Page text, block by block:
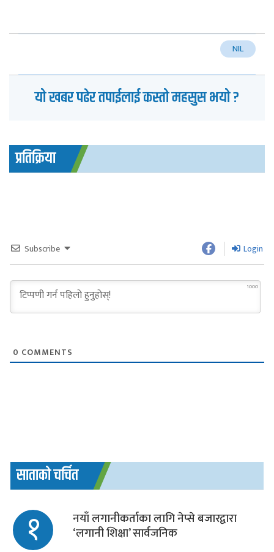
NIL
यो खबर पढेर तपाईलाई कस्तो महसुस भयो ?
प्रतिक्रिया
Subscribe Login
1000
0 COMMENTS
साताको चर्चित
१ नयाँ लगानीकर्ताका लागि नेप्से बजारद्वारा
‘लगानी शिक्षा’ सार्वजनिक